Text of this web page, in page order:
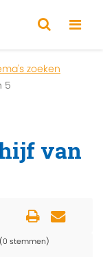
zoeken
5
van
(0 stemmen)